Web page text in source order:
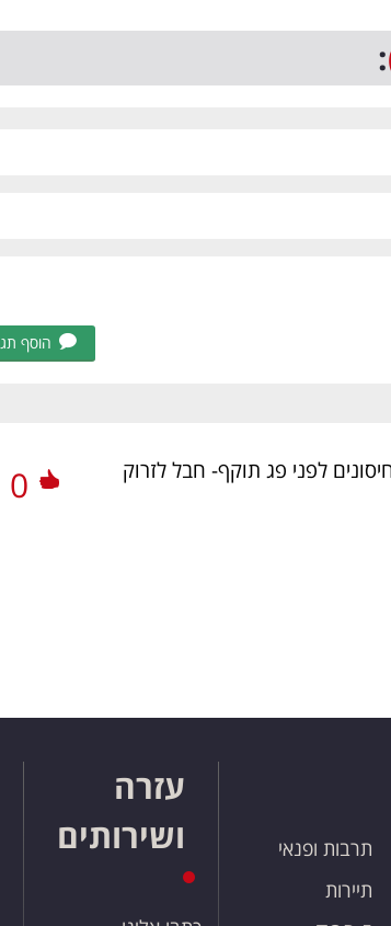
:
הוסף
לפני פג תוקף- חבל לזרוק 0
תרבות ופנאי
תיירות
עזרה
ושירותים